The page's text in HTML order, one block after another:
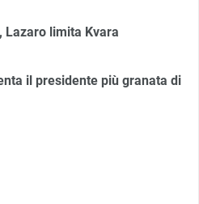
Lazaro limita Kvara
il presidente più granata di